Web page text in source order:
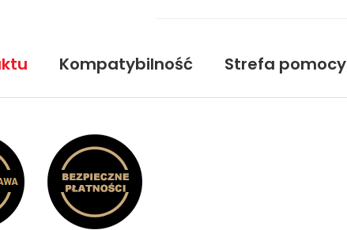
Kompatybilność Strefa pomocy